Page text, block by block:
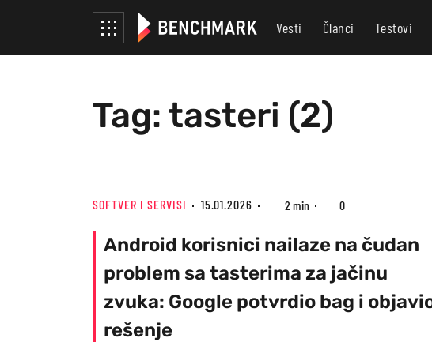
Vesti Članci Testovi
Tag: tasteri (2)
SOFTVER I SERVISI 15.01.2026 2 min 0
Android korisnici nailaze na čudan
problem sa tasterima za jačinu
zvuka: Google potvrdio bag i
rešenje